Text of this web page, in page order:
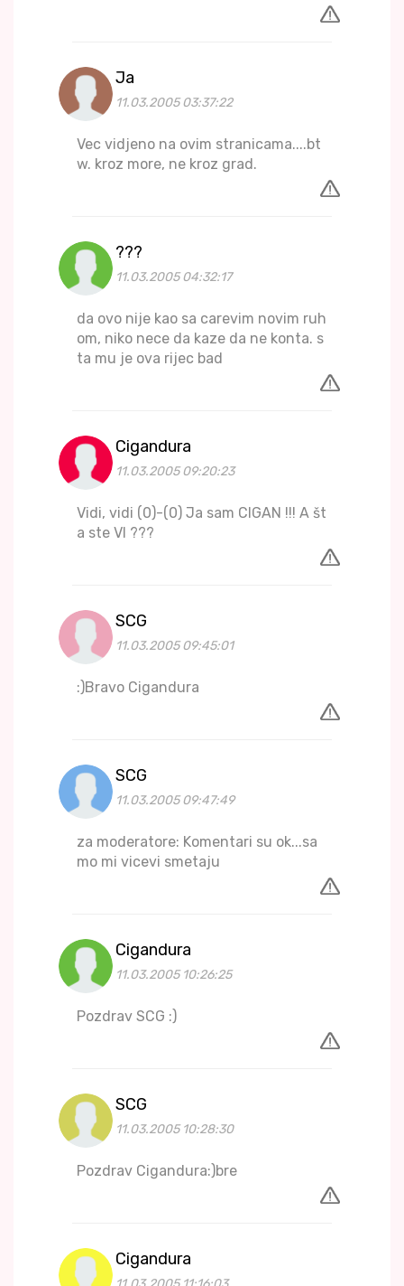
Ja
11.03.2005 03:37:22
Vec vidjeno na ovim stranicama....bt
w. kroz more, ne kroz grad.
???
11.03.2005 04:32:17
da ovo nije kao sa carevim novim ruh
om, niko nece da kaze da ne konta. s
ta mu je ova rijec bad
Cigandura
11.03.2005 09:20:23
Vidi, vidi (0)-(0) Ja sam CIGAN !!! A št
a ste VI ???
SCG
11.03.2005 09:45:01
:)Bravo Cigandura
SCG
11.03.2005 09:47:49
za moderatore: Komentari su ok...sa
mo mi vicevi smetaju
Cigandura
11.03.2005 10:26:25
Pozdrav SCG :)
SCG
11.03.2005 10:28:30
Pozdrav Cigandura:)bre
Cigandura